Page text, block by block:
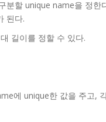
할 unique name을 정한
된다.
길이를 정할 수 있다.
에 unique한 값을 주고,